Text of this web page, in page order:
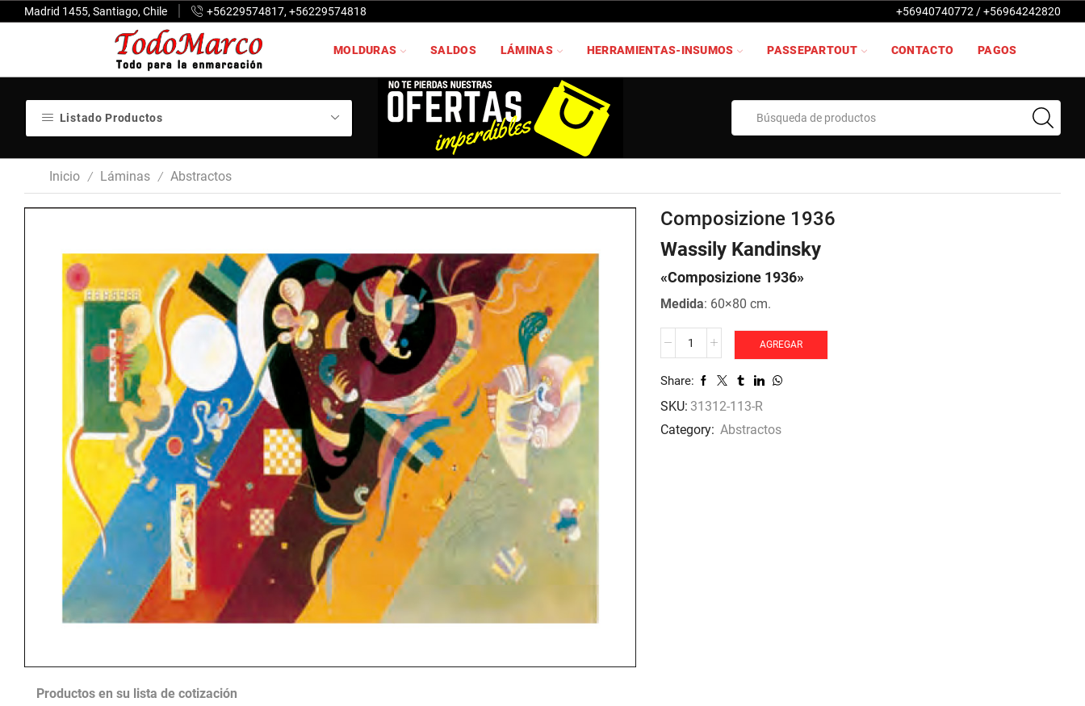
Madrid 1455, Santiago, Chile +56229574817, +56229574818 +56940740772 / +56964242820
MOLDURAS SALDOS LÁMINAS HERRAMIENTAS-INSUMOS PASSEPARTOUT CONTACTO PAGOS
Listado Productos
Inicio / Láminas / Abstractos
Productos en su lista de cotización
Composizione 1936
Wassily Kandinsky
«Composizione 1936»
Medida: 60×80 cm.
Composizione
AGREGAR
Share:
SKU: 31312-113-R
Category: Abstractos